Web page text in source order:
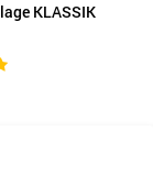
KLASSIK